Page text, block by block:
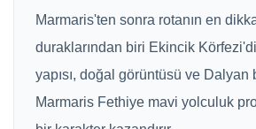
Marmaris'ten sonra rotanın en
duraklarından biri Ekincik
yapısı, doğal görüntüsü ve Dalyan
Marmaris Fethiye mavi yolculuk